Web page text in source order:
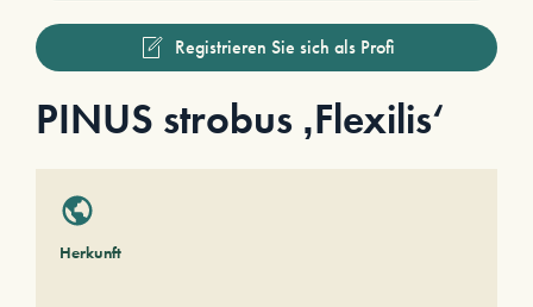
Registrieren Sie sich als Profi
PINUS strobus ‚Flexilis‘
Herkunft